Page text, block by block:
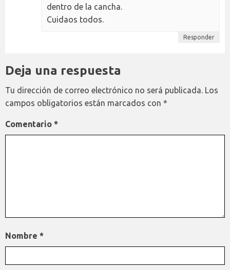
dentro de la cancha.
Cuidaos todos.
Responder
Deja una respuesta
Tu dirección de correo electrónico no será publicada. Los
campos obligatorios están marcados con *
Comentario *
Nombre *